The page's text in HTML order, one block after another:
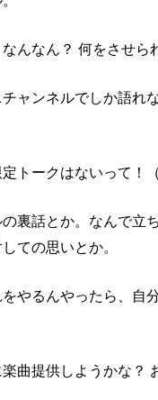
んなん？ 何をさせら
ャンネルでしか語れ
トークはないって！（
裏話とか。なんで立
ての思いとか。
やるんやったら、自
曲提供しようかな？